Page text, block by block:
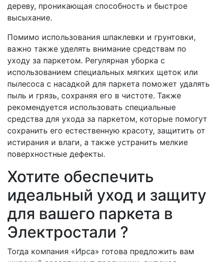
дереву, проникающая способность и быстрое
высыхание.
Помимо использования шпаклевки и грунтовки,
важно также уделять внимание средствам по
уходу за паркетом. Регулярная уборка с
использованием специальных мягких щеток или
пылесоса с насадкой для паркета поможет удалять
пыль и грязь, сохраняя его в чистоте. Также
рекомендуется использовать специальные
средства для ухода за паркетом, которые помогут
сохранить его естественную красоту, защитить от
истирания и влаги, а также устранить мелкие
поверхностные дефекты.
Хотите обеспечить
идеальный уход и защиту
для вашего паркета в
Электростали ?
Тогда компания «Ирса» готова предложить вам